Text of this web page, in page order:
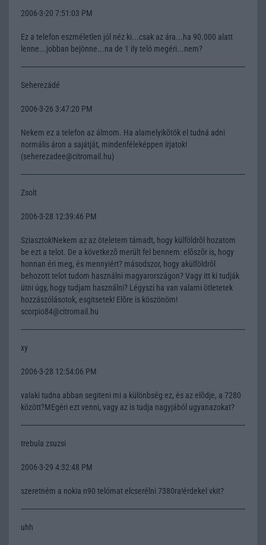
2006-3-20 7:51:03 PM
Ez a telefon eszméletlen jól néz ki...csak az ára...ha 90.000 alatt
lenne...jobban bejönne...na de 1 ily teló megéri...nem?
Seherezádé
2006-3-26 3:47:20 PM
Nekem ez a telefon az álmom. Ha alamelyikõtök el tudná adni
normális áron a sajátját, mindenféleképpen írjatok!
(seherezadee@citromail.hu)
Zsolt
2006-3-28 12:39:46 PM
Sziasztok!Nekem az az öteletem támadt, hogy külföldrõl hozatom
be ezt a telot. De a következõ merült fel bennem: elõszõr is, hogy
honnan éri meg, és mennyiért? másodszor, hogy akülföldrõl
behozott telot tudom használni magyarországon? Vagy itt ki tudják
ütni úgy, hogy tudjam használni? Légyszi ha van valami ötletetek
hozzászólásotok, esgitsetek! Elõre is köszönöm!
scorpio84@citromail.hu
xy
2006-3-28 12:54:06 PM
valaki tudna abban segiteni mi a különbség ez, és az elõdje, a 7280
között?MEgéri ezt venni, vagy az is tudja nagyjából ugyanazokat?
trebula zsuzsi
2006-3-29 4:32:48 PM
szeretném a nokia n90 telómat elcserélni 7380ra!érdekel vkit?
uhh